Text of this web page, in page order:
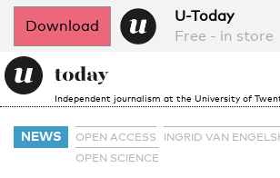
Download
U-Today
Free - in store
Independent journalism at the University of
NEWS OPEN ACCESS
INGRID VAN
OPEN SCIENCE